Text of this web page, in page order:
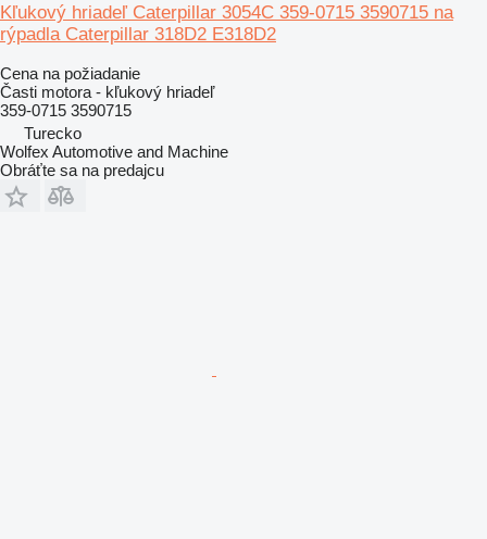
Kľukový hriadeľ Caterpillar 3054C 359-0715 3590715 na
rýpadla Caterpillar 318D2 E318D2
Cena na požiadanie
Časti motora - kľukový hriadeľ
359-0715 3590715
Turecko
Wolfex Automotive and Machine
Obráťte sa na predajcu